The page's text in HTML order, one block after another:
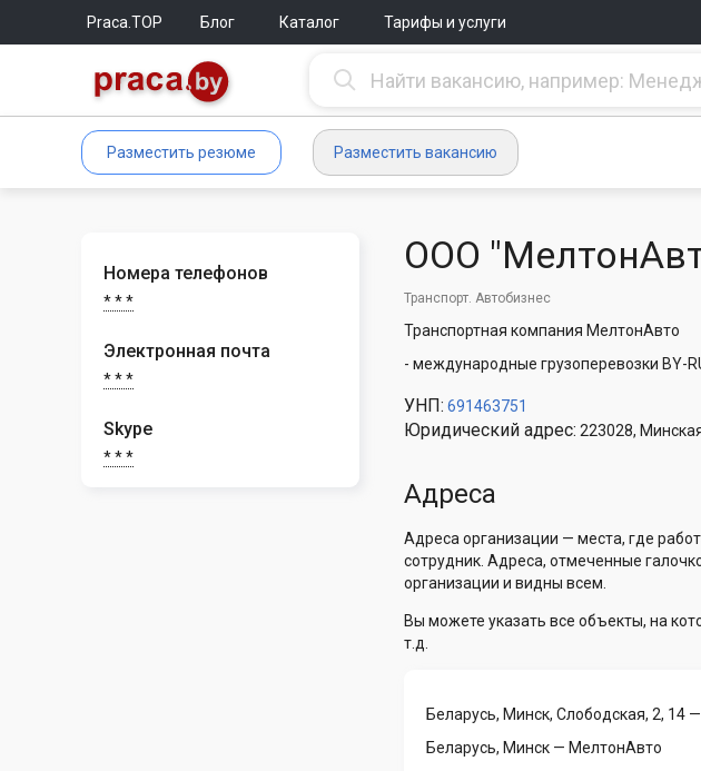
Praca.TOP Блог Каталог Тарифы и услуги
Разместить резюме Разместить вакансию
Номера телефонов
* * *
Электронная почта
* * *
Skype
* * *
ООО
Транспорт. Автобизнес
Транспортная компания МелтонАвто
- международные грузоперевозки BY-
УНП: 691463751
Юридический адрес: 223028,
Адреса
Адреса организации — места, где
сотрудник. Адреса, отмеченные
организации и видны всем.
Вы можете указать все объекты, на
т.д.
Беларусь, Минск, Слободская, 2, 14
Беларусь, Минск — МелтонАвто